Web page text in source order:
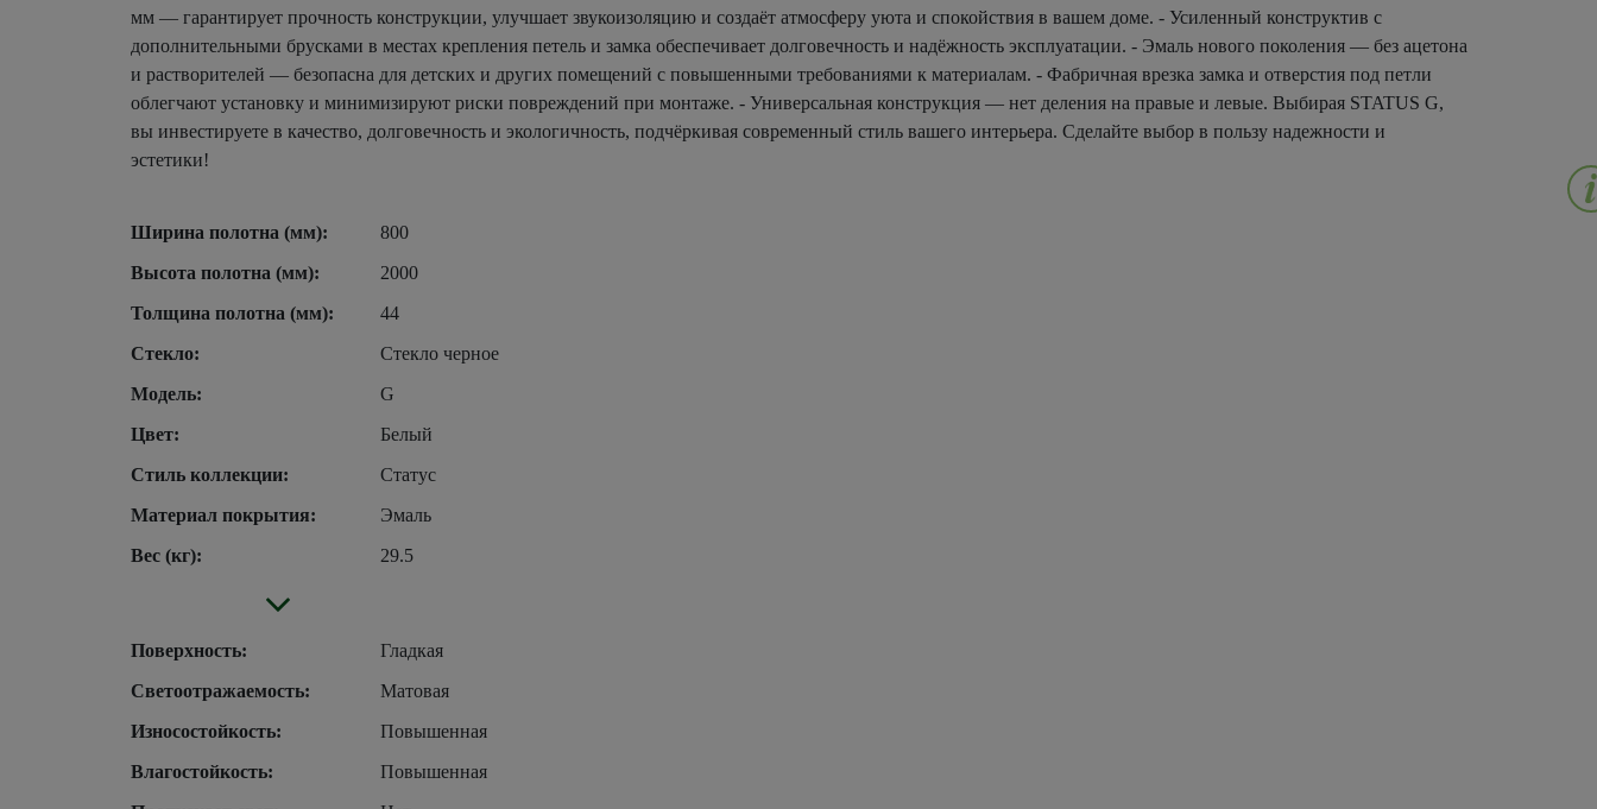
мм — гарантирует прочность конструкции, улучшает звукоизоляцию и создаёт атмосферу уюта и спокойствия в вашем доме. - Усиленный конструктив с
дополнительными брусками в местах крепления петель и замка обеспечивает долговечность и надёжность эксплуатации. - Эмаль нового поколения — без ацетона
и растворителей — безопасна для детских и других помещений с повышенными требованиями к материалам. - Фабричная врезка замка и отверстия под петли
облегчают установку и минимизируют риски повреждений при монтаже. - Универсальная конструкция — нет деления на правые и левые. Выбирая STATUS G,
вы инвестируете в качество, долговечность и экологичность, подчёркивая современный стиль вашего интерьера. Сделайте выбор в пользу надежности и
эстетики!
Ширина полотна (мм):
800
Высота полотна (мм):
2000
Толщина полотна (мм):
44
Стекло:
Стекло черное
Модель:
G
Цвет:
Белый
Стиль коллекции:
Статус
Материал покрытия:
Эмаль
Вес (кг):
29.5
Поверхность:
Гладкая
Светоотражаемость:
Матовая
Износостойкость:
Повышенная
Влагостойкость:
Повышенная